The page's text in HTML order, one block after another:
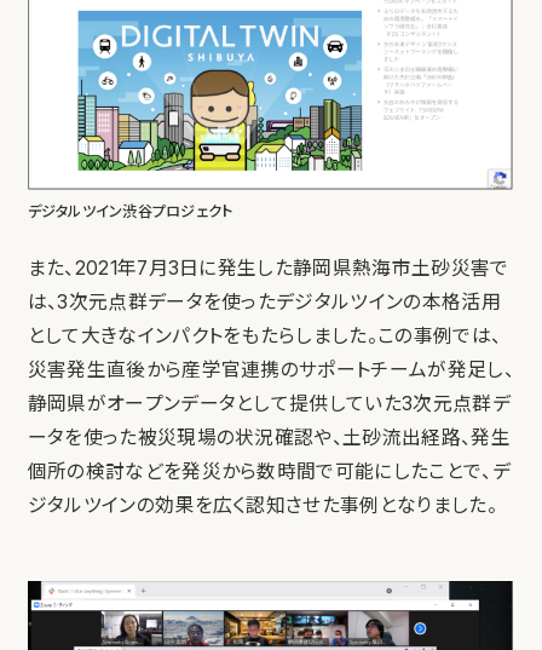
デジタルツイン渋谷プロジェクト
また、2021年7月3日に発生した静岡県熱海市土砂災害で
は、3次元点群データを使ったデジタルツインの本格活用
として大きなインパクトをもたらしました。この事例では、
災害発生直後から産学官連携のサポートチームが発足し、
静岡県がオープンデータとして提供していた3次元点群デ
ータを使った被災現場の状況確認や、土砂流出経路、発生
個所の検討などを発災から数時間で可能にしたことで、デ
ジタルツインの効果を広く認知させた事例となりました。